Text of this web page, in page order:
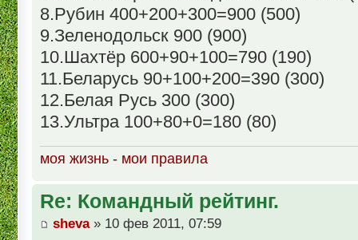
8.Рубин 400+200+300=900 (500)
9.Зеленодольск 900 (900)
10.Шахтёр 600+90+100=790 (190)
11.Беларусь 90+100+200=390 (300)
12.Белая Русь 300 (300)
13.Ультра 100+80+0=180 (80)
моя жизнь - мои правила
Re: Командный рейтинг.
sheva» 10 фев 2011, 07:59